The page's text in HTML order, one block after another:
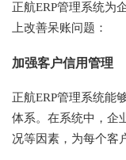
正航ERP管理系统为
上改善呆账问题：
加强客户信用管理
正航ERP管理系统能
体系。在系统中，企
况等因素，为每个客